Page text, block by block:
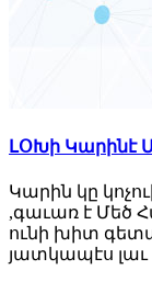
ԼՕԽի Կարինէ
Կարին կը
,գաւառ է Մեծ
ունի խիտ
յատկապէս լաւ